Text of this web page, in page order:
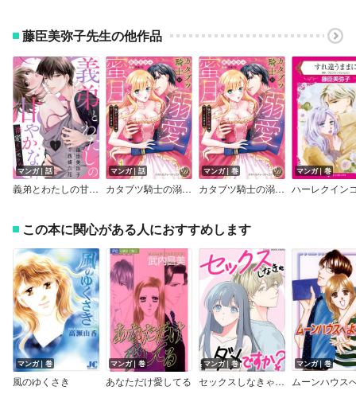
藤臣美弥子先生の他作品
マンガ｜話
義弟とわたしの甘やかな…溺愛インモラル
マンガ｜話
カタブツ騎士の溺愛蜜月～強がり若奥様は甘くとろける～【分冊版】
マンガ｜巻
カタブツ騎士の溺愛蜜月～強がり若奥様は甘くとろける～
マンガ｜巻
この本に関心がある人におすすめします
マンガ｜巻
風のゆくさき
マンガ｜巻
あなただけ愛してる
マンガ｜巻
セックスしなきゃダメですか？ デジコレ DIGITAL COMICS
マンガ｜巻